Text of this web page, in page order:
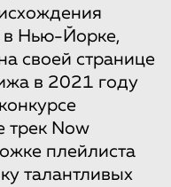
в Нью-Йорке,
своей странице
в 2021 году
трек Now
плейлиста
талантливых